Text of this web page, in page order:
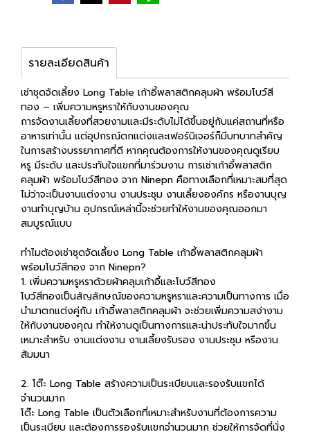
รายละเอียดสินค้า
เช่าชุดจัดเลี้ยง Long Table เก้าอี้พลาสติกคลุมผ้า พร้อมโบว์สี
ทอง – เพิ่มความหรูหราให้กับงานของคุณ
การจัดงานเลี้ยงที่สวยงามและมีระดับไม่ได้ขึ้นอยู่กับแค่สถานที่หรือ
อาหารเท่านั้น แต่อุปกรณ์ตกแต่งและเฟอร์นิเจอร์ก็มีบทบาทสำคัญ
ในการสร้างบรรยากาศที่ดี หากคุณต้องการให้งานของคุณดูเรียบ
หรู มีระดับ และประทับใจแขกที่มาร่วมงาน การเช่าเก้าอี้พลาสติก
คลุมผ้า พร้อมโบว์สีทอง จาก Ninepn คือทางเลือกที่เหมาะสมที่สุด
ไม่ว่าจะเป็นงานแต่งงาน งานประชุม งานเลี้ยงองค์กร หรืองานบุญ
งานทำบุญบ้าน อุปกรณ์เหล่านี้จะช่วยทำให้งานของคุณออกมา
สมบูรณ์แบบ
ทำไมต้องเช่าชุดจัดเลี้ยง Long Table เก้าอี้พลาสติกคลุมผ้า
พร้อมโบว์สีทอง จาก Ninepn?
1. เพิ่มความหรูหราด้วยผ้าคลุมเก้าอี้และโบว์สีทอง
โบว์สีทองเป็นสัญลักษณ์ของความหรูหราและความเป็นทางการ เมื่อ
นำมาตกแต่งคู่กับ เก้าอี้พลาสติกคลุมผ้า จะช่วยเพิ่มความสง่างาม
ให้กับงานของคุณ ทำให้งานดูเป็นทางการและน่าประทับใจมากขึ้น
เหมาะสำหรับ งานแต่งงาน งานเลี้ยงรับรอง งานประชุม หรืองาน
สัมมนา
2. โต๊ะ Long Table สร้างความเป็นระเบียบและรองรับแขกได้
จำนวนมาก
โต๊ะ Long Table เป็นตัวเลือกที่เหมาะสำหรับงานที่ต้องการความ
เป็นระเบียบ และต้องการรองรับแขกจำนวนมาก ช่วยให้การจัดที่นั่ง